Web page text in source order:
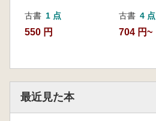
古書 1 点
550 円
古書 4 点
704 円~
最近見た本